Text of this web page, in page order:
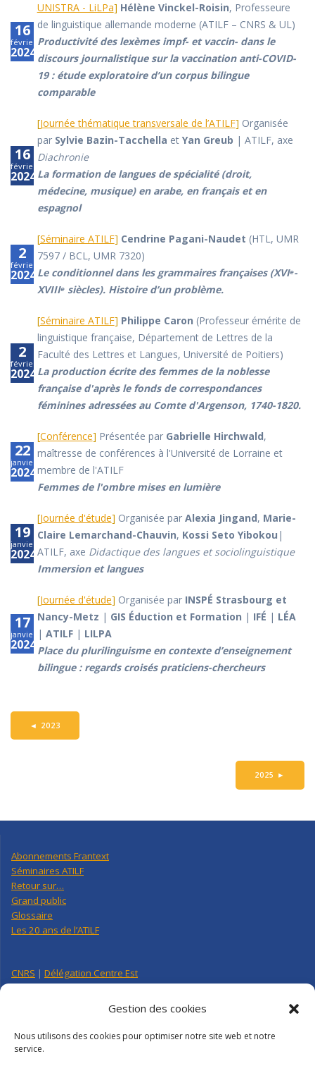
Gestion des cookies
Nous utilisons des cookies pour optimiser notre site web et notre
service.
16
février
2024
UNISTRA - LiLPa] Hélène Vinckel-Roisin, Professeure
de linguistique allemande moderne (ATILF – CNRS & UL)
Productivité des lexèmes impf-et vaccin-dans le
discours journalistique sur la vaccination anti-COVID-
19 : étude exploratoire d’un corpus bilingue
comparable
16
février
2024
[Journée thématique transversale de l’ATILF] Organisée
par Sylvie Bazin-Tacchella et Yan Greub | ATILF, axe
Diachronie
La formation de langues de spécialité (droit,
médecine, musique) en arabe, en français et en
espagnol
2
février
2024
[Séminaire ATILF] Cendrine Pagani-Naudet (HTL, UMR
7597 / BCL, UMR 7320)
Le conditionnel dans les grammaires françaises (XVIᵉ-
XVIIIᵉ siècles). Histoire d’un problème.
2
février
2024
[Séminaire ATILF] Philippe Caron (Professeur émérite de
linguistique française, Département de Lettres de la
Faculté des Lettres et Langues, Université de Poitiers)
La production écrite des femmes de la noblesse
française d'après le fonds de correspondances
féminines adressées au Comte d'Argenson, 1740-1820.
22
janvier
2024
[Conférence] Présentée par Gabrielle Hirchwald,
maîtresse de conférences à l'Université de Lorraine et
membre de l'ATILF
Femmes de l'ombre mises en lumière
19
janvier
2024
[Journée d'étude] Organisée par Alexia Jingand, Marie-
Claire Lemarchand-Chauvin, Kossi Seto Yibokou |
ATILF, axe Didactique des langues et sociolinguistique
Immersion et langues
17
janvier
2024
[Journée d'étude] Organisée par INSPÉ Strasbourg et
Nancy-Metz | GIS Éduction et Formation | IFÉ | LÉA
| ATILF| LILPA
Place du plurilinguisme en contexte d’enseignement
bilingue : regards croisés praticiens-chercheurs
◄ 2023
2025 ►
Abonnements Frantext
Séminaires ATILF
Retour sur…
Grand public
Glossaire
Les 20 ans de l’ATILF
CNRS | Délégation Centre Est
Université de Lorraine
CNRS Hebdo Centre-Est